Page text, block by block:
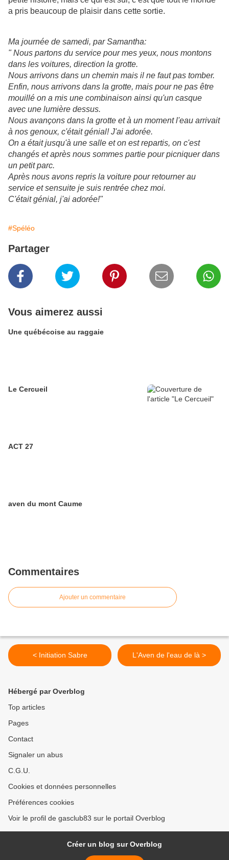
a pris beaucoup de plaisir dans cette sortie.
Ma journée de samedi, par Samantha:
" Nous partons du service pour mes yeux, nous montons
dans les voitures, direction la grotte.
Nous arrivons dans un chemin mais il ne faut pas tomber.
Enfin, nous arrivons dans la grotte, mais pour ne pas être
mouillé on a mis une combinaison ainsi qu'un casque
avec une lumière dessus.
Nous avançons dans la grotte et à un moment l'eau arrivait
à nos genoux, c'était génial! J'ai adorée.
On a était jusqu'à une salle et on est repartis, on c'est
changés et après nous sommes partie pour picniquer dans
un petit parc.
Après nous avons repris la voiture pour retourner au
service et sensuite je suis rentrée chez moi.
C'était génial, j'ai adorée!"
#Spéléo
Partager
Vous aimerez aussi
Une québécoise au raggaie
Le Cercueil
ACT 27
aven du mont Caume
Commentaires
Ajouter un commentaire
< Initiation Sabre L'Aven de l'eau de là >
Hébergé par Overblog
Top articles
Pages
Contact
Signaler un abus
C.G.U.
Cookies et données personnelles
Préférences cookies
Voir le profil de gasclub83 sur le portail Overblog
Créer un blog sur Overblog